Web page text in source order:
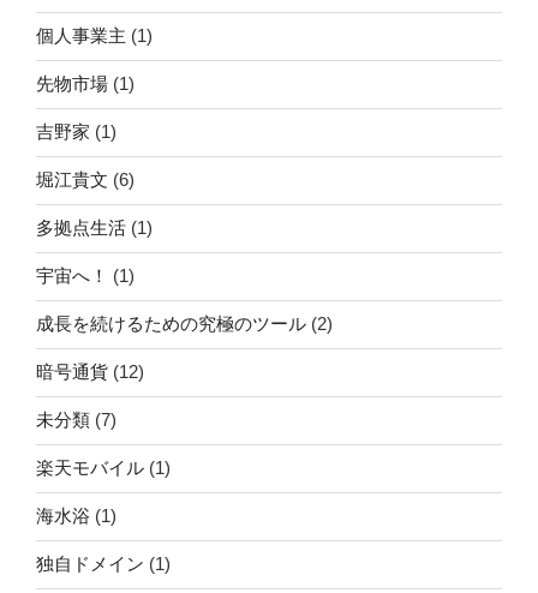
個人事業主 (1)
先物市場 (1)
吉野家 (1)
堀江貴文 (6)
多拠点生活 (1)
宇宙へ！ (1)
成長を続けるための究極のツール (2)
暗号通貨 (12)
未分類 (7)
楽天モバイル (1)
海水浴 (1)
独自ドメイン (1)